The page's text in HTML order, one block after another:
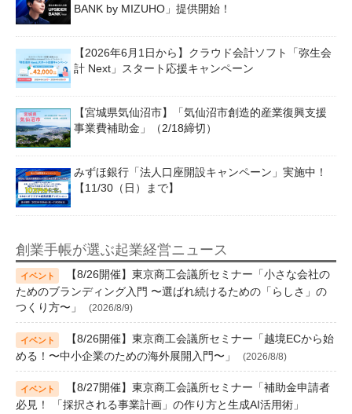
BANK by MIZUHO」提供開始！
【2026年6月1日から】クラウド会計ソフト「弥生会
計 Next」スタート応援キャンペーン
【宮城県気仙沼市】「気仙沼市創造的産業復興支援
事業費補助金」（2/18締切）
みずほ銀行「法人口座開設キャンペーン」実施中！
【11/30（日）まで】
創業手帳が選ぶ起業経営ニュース
【8/26開催】東京商工会議所セミナー「小さな会社の
ためのブランディング入門 〜選ばれ続けるための「らしさ」の
つくり方〜」
(2026/8/9)
【8/26開催】東京商工会議所セミナー「越境ECから始
める！〜中小企業のための海外展開入門〜」
(2026/8/8)
【8/27開催】東京商工会議所セミナー「補助金申請者
必見！ 「採択される事業計画」の作り方と生成AI活用術」